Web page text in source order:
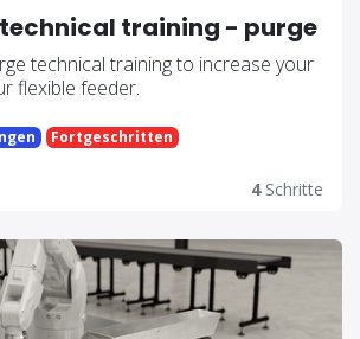
training - purge
technical training to increase your
flexible feeder.
Fortgeschritten
4Schritte